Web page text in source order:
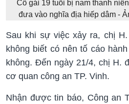
Cô gái 19 tuổi bị nam thanh
đưa vào nghĩa địa hiếp dâm -
Sau khi sự việc xảy ra, chị
không biết có nên tố cáo
không. Đến ngày 21/4, chị H.
cơ quan công an TP. Vinh.
Nhận được tin báo, Công an